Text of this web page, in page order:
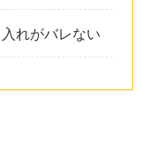
れがバレない